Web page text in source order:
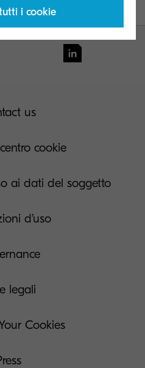
us
cookie
ai dati del soggetto
d’uso
legali
Cookies
i cookie